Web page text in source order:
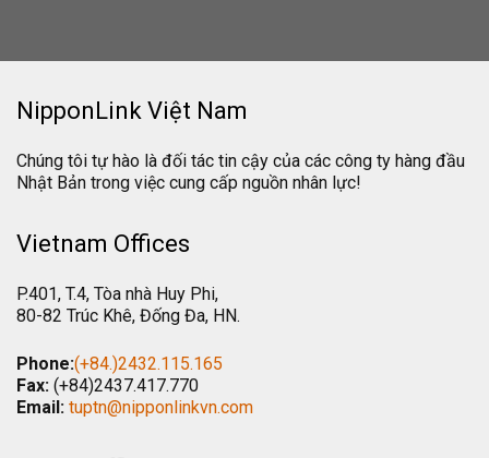
NipponLink Việt Nam
Chúng tôi tự hào là đối tác tin cậy của các công ty hàng đầu
Nhật Bản trong việc cung cấp nguồn nhân lực!
Vietnam Offices
P.401, T.4, Tòa nhà Huy Phi,
80-82 Trúc Khê, Đống Đa, HN.
Phone:(+84.)2432.115.165
Fax: (+84)2437.417.770
Email: tuptn@nipponlinkvn.com